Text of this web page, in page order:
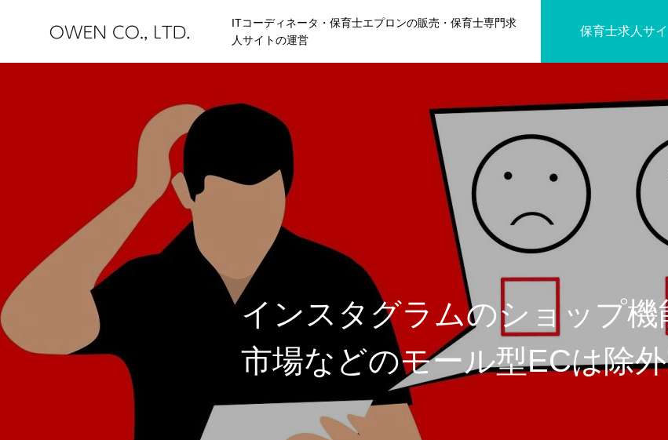
ITコーディネータ・保育士エプロンの販売・保育士専門求
人サイトの運営
保育士求人サ
HOME
BLOG
IT COODINATOR
JIBUN IC
インスタグラムのショップ機
市場などのモール型ECは除